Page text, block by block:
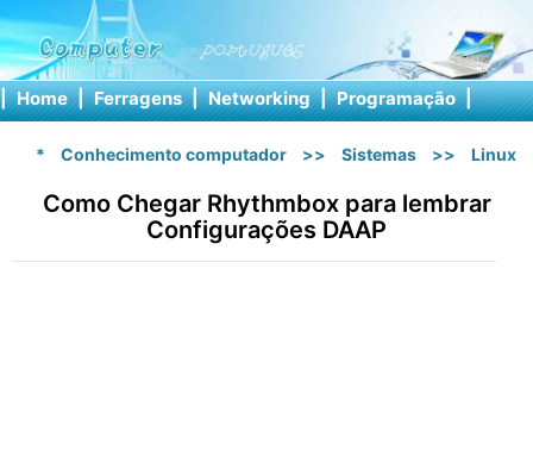
| Home | Ferragens | Networking | Programação |
* Conhecimento computador >> Sistemas >> Linux
Como Chegar Rhythmbox para lembrar
Configurações DAAP